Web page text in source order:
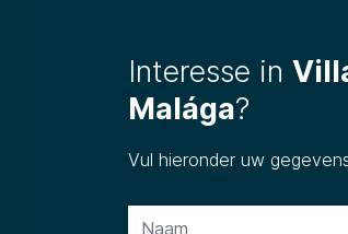
Interesse in
Malága?
Vul hieronder uw